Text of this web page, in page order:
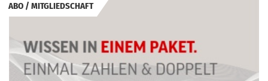
ABO / MITGLIEDSCHAFT